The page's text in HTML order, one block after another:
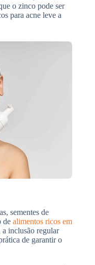
o zinco pode ser
para acne leve a
sementes de
de alimentos ricos em
a inclusão regular
de garantir o